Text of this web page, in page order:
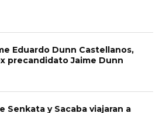
Eduardo Dunn Castellanos,
precandidato Jaime Dunn
Senkata y Sacaba viajaran a